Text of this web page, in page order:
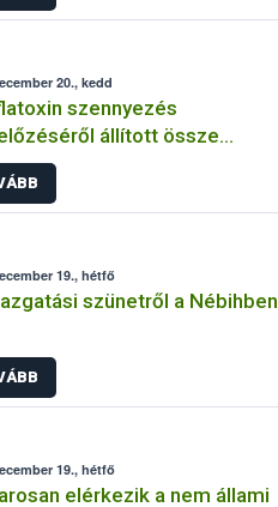
20., kedd
szennyezés
állított össze
tájékoztatót a Nébih
19., hétfő
szünetről a Nébihben
19., hétfő
elérkezik a nem állami